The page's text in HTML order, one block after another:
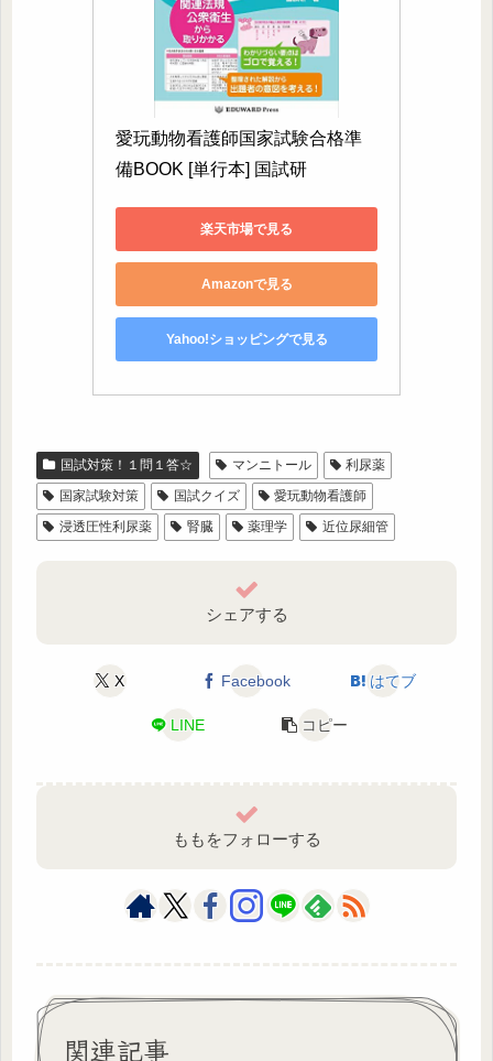
愛玩動物看護師国家試験合格準
備BOOK [単行本] 国試研
楽天市場で見る
Amazonで見る
Yahoo!ショッピングで見る
国試対策！１問１答☆ マンニトール
利尿薬
国家試験対策
国試クイズ
愛玩動物看護師
浸透圧性利尿薬
腎臓 薬理学 近位尿細管
シェアする
X Facebook はてブ
LINE コピー
ももをフォローする
関連記事